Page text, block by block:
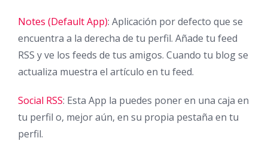
Notes (Default App): Aplicación por defecto que se
encuentra a la derecha de tu perfil. Añade tu feed
RSS y ve los feeds de tus amigos. Cuando tu blog se
actualiza muestra el artículo en tu feed.
Social RSS: Esta App la puedes poner en una caja en
tu perfil o, mejor aún, en su propia pestaña en tu
perfil.